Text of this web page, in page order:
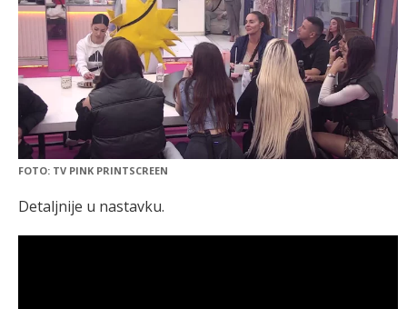
FOTO: TV PINK PRINTSCREEN
Detaljnije u nastavku.